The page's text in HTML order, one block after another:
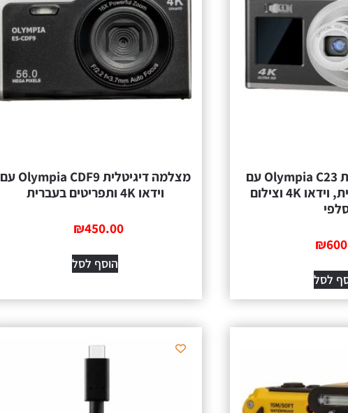
מצלמה דיגיטלית Olympia C23 עם
תפריטים בעברית, וידאו 4K וצילום
₪
לסל
מצלמה דיגיטלית Olympia CDF9 עם
וידאו 4K ותפריטים בעברית
₪450.00
הוסף לסל